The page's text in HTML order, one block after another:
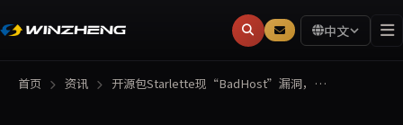
中文
首页 资讯 开源包Starlette现“BadHost”漏洞，…